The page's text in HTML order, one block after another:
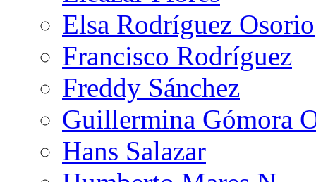
Elsa Rodríguez Osorio
Francisco Rodríguez
Freddy Sánchez
Guillermina Gómora
Hans Salazar